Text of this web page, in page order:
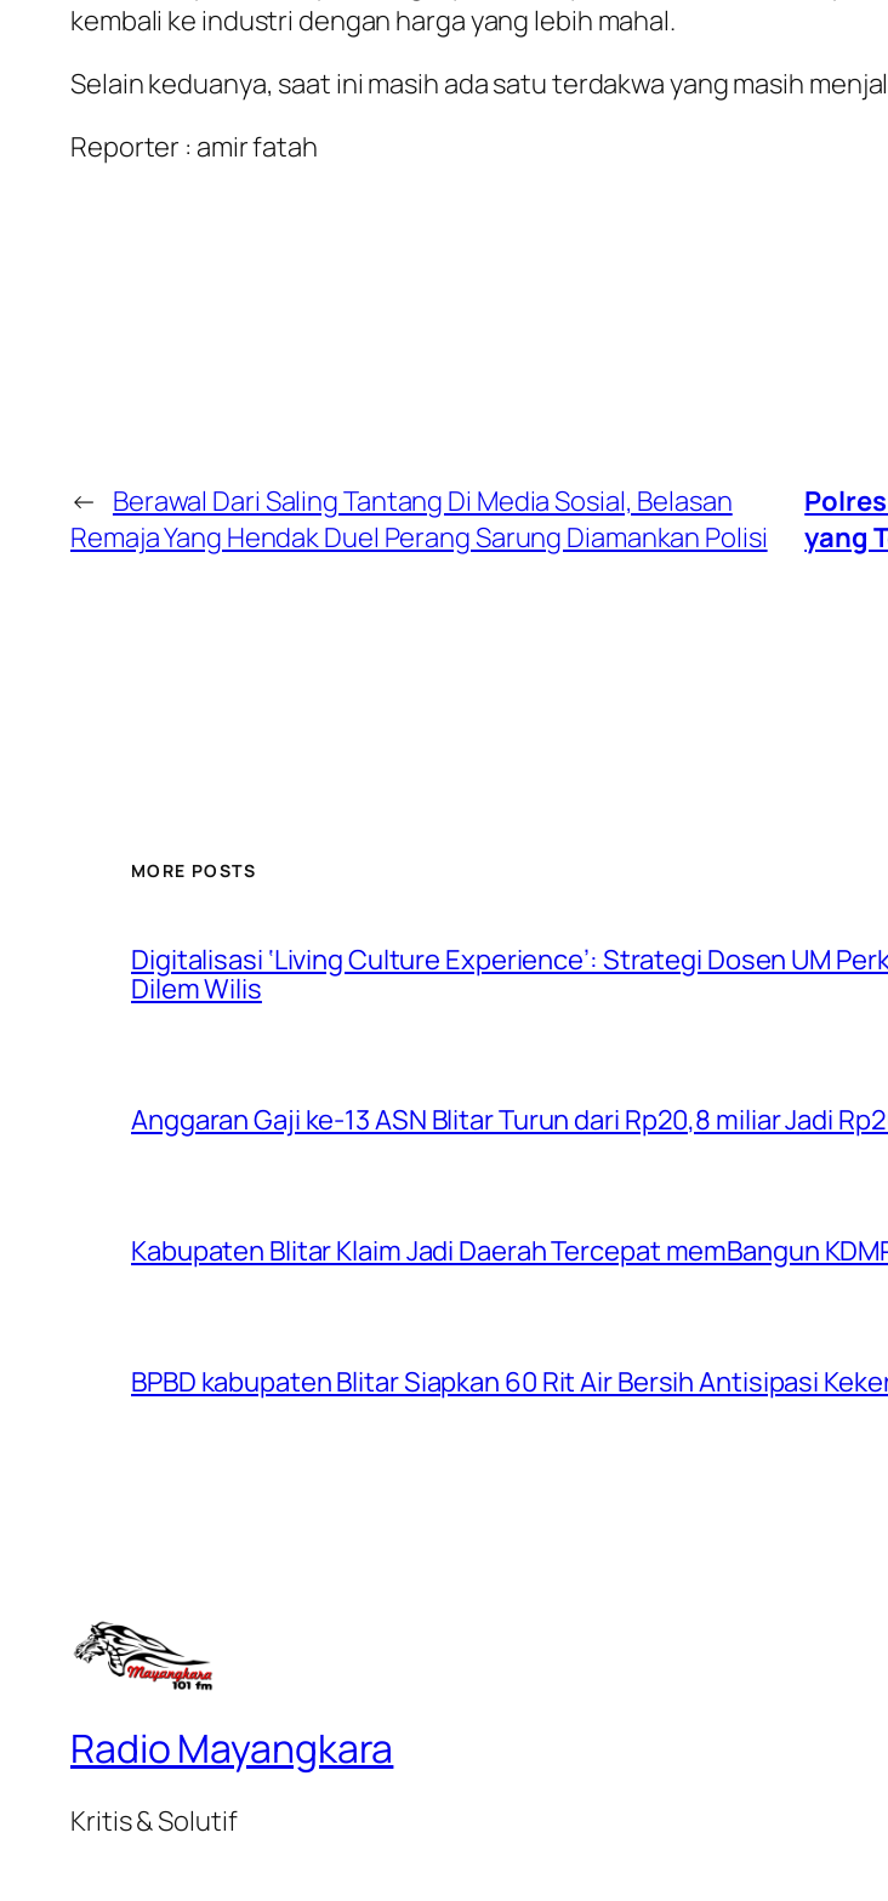
kembali ke industri dengan harga yang lebih mahal.
Selain keduanya, saat ini masih ada satu terdakwa yang masih
Reporter : amir fatah
← Berawal Dari Saling Tantang Di Media Sosial, Belasan
Remaja Yang Hendak Duel Perang Sarung Diamankan Polisi
yang
MORE POSTS
Digitalisasi ‘Living Culture Experience’: Strategi Dosen UM
Dilem Wilis
Anggaran Gaji ke-13 ASN Blitar Turun dari Rp20,8 miliar Jadi
Kabupaten Blitar Klaim Jadi Daerah Tercepat memBangun
BPBD kabupaten Blitar Siapkan 60 Rit Air Bersih Antisipasi
Radio Mayangkara
Kritis & Solutif